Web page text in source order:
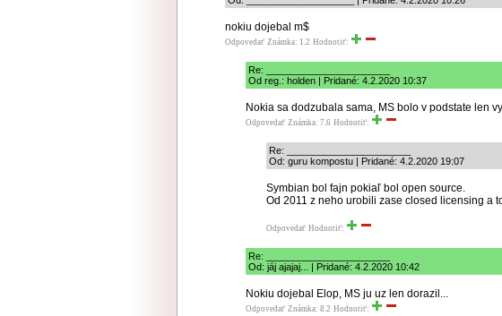
nokiu dojebal m$
Odpovedať Známka: 1.2 Hodnotiť:
Re: _______________________
Od reg.: holden | Pridané: 4.2.2020 10:37
Nokia sa dodzubala sama, MS bolo v podstate len
Odpovedať Známka: 7.6 Hodnotiť:
Re: _______________________
Od: guru kompostu | Pridané: 4.2.2020 19:07
Symbian bol fajn pokiaľ bol open source.
Od 2011 z neho urobili zase closed licensing a
Odpovedať Hodnotiť:
Re: _______________________
Od: jáj ajajaj... | Pridané: 4.2.2020 10:42
Nokiu dojebal Elop, MS ju uz len dorazil...
Odpovedať Známka: 8.2 Hodnotiť: